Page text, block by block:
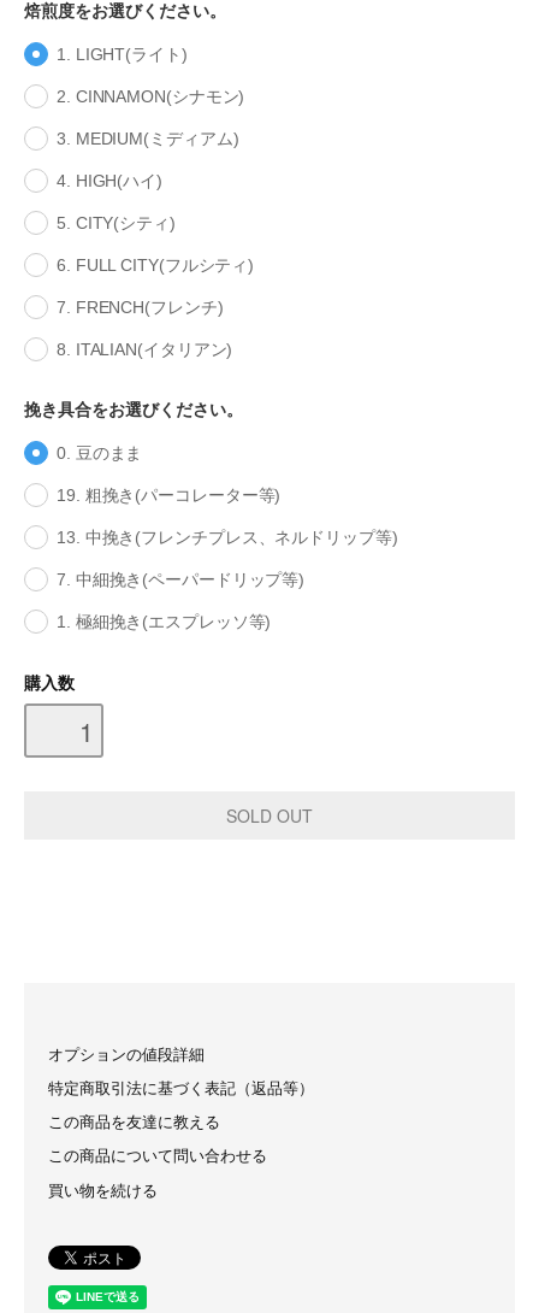
焙煎度をお選びください。
1. LIGHT(ライト)
2. CINNAMON(シナモン)
3. MEDIUM(ミディアム)
4. HIGH(ハイ)
5. CITY(シティ)
6. FULL CITY(フルシティ)
7. FRENCH(フレンチ)
8. ITALIAN(イタリアン)
挽き具合をお選びください。
0. 豆のまま
19. 粗挽き(パーコレーター等)
13. 中挽き(フレンチプレス、ネルドリップ等)
7. 中細挽き(ペーパードリップ等)
1. 極細挽き(エスプレッソ等)
購入数
オプションの値段詳細
特定商取引法に基づく表記（返品等）
この商品を友達に教える
この商品について問い合わせる
買い物を続ける